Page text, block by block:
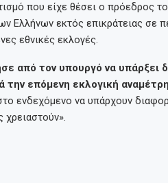
που είχε θέσει ο πρόεδρος
Ελλήνων εκτός επικράτειας σε
εθνικές εκλογές.
από τον υπουργό να υπάρξει
την επόμενη εκλογική
ενδεχόμενο να υπάρχουν